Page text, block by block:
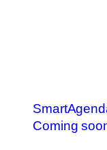
Coming